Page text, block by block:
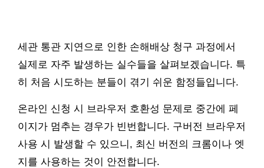
세관 통관 지연으로 인한 손해배상 청구 과정에서
실제로 자주 발생하는 실수들을 살펴보겠습니다. 특
히 처음 시도하는 분들이 겪기 쉬운 함정들입니다.
온라인 신청 시 브라우저 호환성 문제로 중간에 페
이지가 멈추는 경우가 빈번합니다. 구버전 브라우저
사용 시 발생할 수 있으니, 최신 버전의 크롬이나 엣
지를 사용하는 것이 안전합니다.